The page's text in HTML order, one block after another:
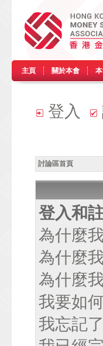
主頁 關於本會
登入
討論區首頁
登入和
為什麼
為什麼
為什麼
我要如
我忘記